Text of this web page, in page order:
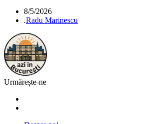
8/5/2026
.Radu Marinescu
Urmărește-ne